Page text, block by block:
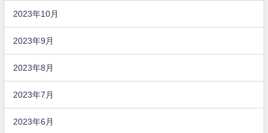
2023年10月
2023年9月
2023年8月
2023年7月
2023年6月